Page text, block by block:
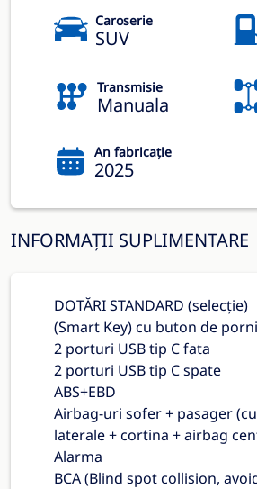
Caroserie
SUV
Transmisie
Manuala
An fabricație
2025
INFORMAȚII SUPLIMENTARE
DOTĂRI STANDARD (selecție)
(Smart Key) cu buton de
2 porturi USB tip C fata
2 porturi USB tip C spate
ABS+EBD
Airbag-uri sofer + pasager
laterale + cortina + airbag
Alarma
BCA (Blind spot collision,